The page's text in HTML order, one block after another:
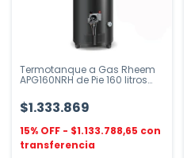
Termotanque a Gas Rheem
APG160NRH de Pie 160 litros
$1.333.869
$1.133.788,65